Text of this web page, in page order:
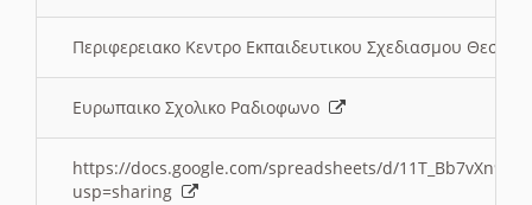
Περιφερειακο Κεντρο Εκπαιδευτικου Σχεδιασμου
Ευρωπαικο Σχολικο Ραδιοφωνο
https://docs.google.com/spreadsheets/d/
usp=sharing